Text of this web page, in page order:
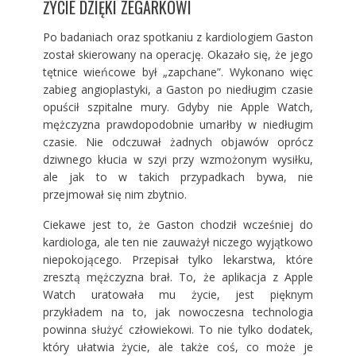
ŻYCIE DZIĘKI ZEGARKOWI
Po badaniach oraz spotkaniu z kardiologiem Gaston
został skierowany na operację. Okazało się, że jego
tętnice wieńcowe był „zapchane”. Wykonano więc
zabieg angioplastyki, a Gaston po niedługim czasie
opuścił szpitalne mury. Gdyby nie Apple Watch,
mężczyzna prawdopodobnie umarłby w niedługim
czasie. Nie odczuwał żadnych objawów oprócz
dziwnego kłucia w szyi przy wzmożonym wysiłku,
ale jak to w takich przypadkach bywa, nie
przejmował się nim zbytnio.
Ciekawe jest to, że Gaston chodził wcześniej do
kardiologa, ale ten nie zauważył niczego wyjątkowo
niepokojącego. Przepisał tylko lekarstwa, które
zresztą mężczyzna brał. To, że aplikacja z Apple
Watch uratowała mu życie, jest pięknym
przykładem na to, jak nowoczesna technologia
powinna służyć człowiekowi. To nie tylko dodatek,
który ułatwia życie, ale także coś, co może je